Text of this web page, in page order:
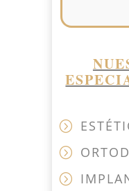
=
=
=